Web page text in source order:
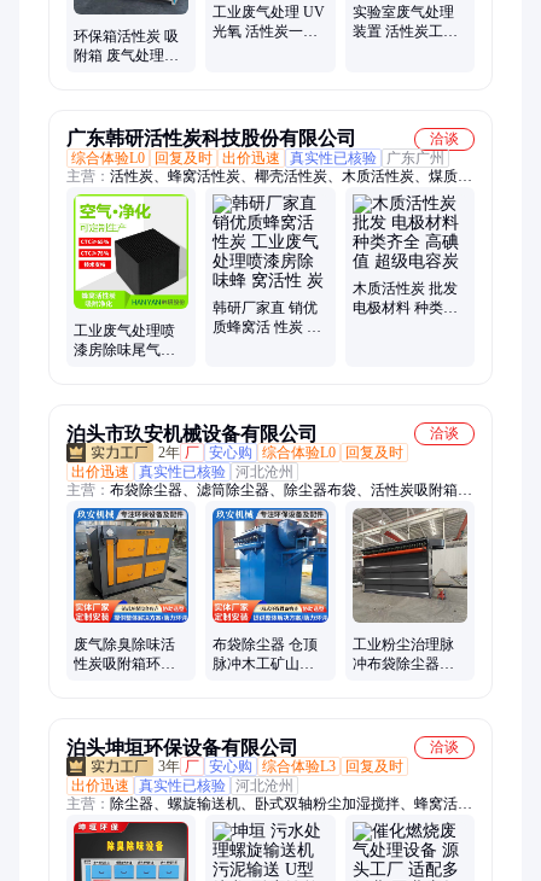
环保箱活性炭 吸
附箱 废气处理设
工业废气处理 UV
光氧 活性炭一体
实验室废气处理
装置 活性炭工业
广东韩研活性炭科技股份有限公司
洽谈
综合体验L0
回复及时 出价迅速 真实性已核验
广东广州
主营： 活性炭、蜂窝活性炭、椰壳活性炭、木质活性炭、煤质活
性炭、柱状活性炭、800碘值活性炭
工业废气处理喷
漆房除味尾气处
韩研厂家直 销优
质蜂窝活 性炭 工
木质活性炭 批发
电极材料 种类齐
泊头市玖安机械设备有限公司
洽谈
2年 厂 安心购 综合体验L0
回复及时
出价迅速
真实性已核验 河北沧州
主营： 布袋除尘器、滤筒除尘器、除尘器布袋、活性炭吸附箱、
螺旋输送机、粉尘加湿机、卸料器、催化燃烧设备、喷淋塔、气
旋混动喷淋塔、环保设备配件、斗式提升机、锅炉除尘器、矿山
除尘器、除尘器滤袋、高温除尘器布袋、关风机、绞龙输送机、
气旋塔、不锈钢除尘器、电动卸料器、除尘器骨架、除尘器袋
笼、除尘器弹簧骨架、防爆布袋除尘器
废气除臭除味活
性炭吸附箱环保
布袋除尘器 仓顶
脉冲木工矿山砂
工业粉尘治理脉
冲布袋除尘器设
泊头坤垣环保设备有限公司
洽谈
3年 厂 安心购 综合体验L3
回复及时
出价迅速
真实性已核验 河北沧州
主营： 除尘器、螺旋输送机、卧式双轴粉尘加湿搅拌、蜂窝活性
炭、活性炭吸附箱、有轴螺旋输送机、通风蝶阀、除尘布袋、除
尘骨架、斗式提升机、光氧净化器、催化燃烧设备、布袋除尘
器、电捕焦油器、焊烟净化器、不锈钢布袋除尘器、玻璃钢脱硫